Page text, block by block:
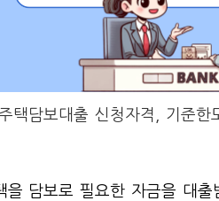
택담보대출 신청자격, 기준
을 담보로 필요한 자금을 대출